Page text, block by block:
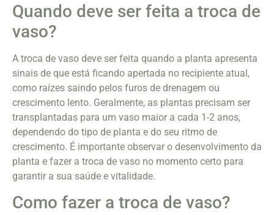
Quando deve ser feita a troca de
vaso?
A troca de vaso deve ser feita quando a planta apresenta
sinais de que está ficando apertada no recipiente atual,
como raízes saindo pelos furos de drenagem ou
crescimento lento. Geralmente, as plantas precisam ser
transplantadas para um vaso maior a cada 1-2 anos,
dependendo do tipo de planta e do seu ritmo de
crescimento. É importante observar o desenvolvimento da
planta e fazer a troca de vaso no momento certo para
garantir a sua saúde e vitalidade.
Como fazer a troca de vaso?